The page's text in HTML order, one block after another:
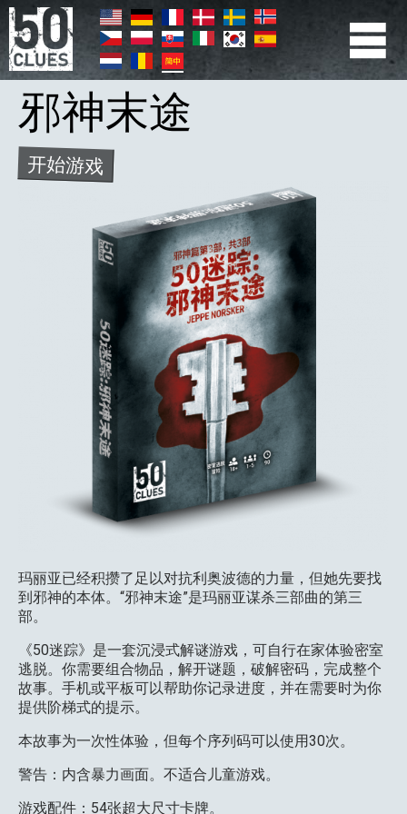
跳
转
到
主
要
PRIMÆR
NAVIGATION
邪神末途
开始游戏
玛丽亚已经积攒了足以对抗利奥波德的力量，但她先要找
到邪神的本体。“邪神末途”是玛丽亚谋杀三部曲的第三
部。
《50迷踪》是一套沉浸式解谜游戏，可自行在家体验密室
逃脱。你需要组合物品，解开谜题，破解密码，完成整个
故事。手机或平板可以帮助你记录进度，并在需要时为你
提供阶梯式的提示。
本故事为一次性体验，但每个序列码可以使用30次。
警告：内含暴力画面。不适合儿童游戏。
游戏配件：54张超大尺寸卡牌。